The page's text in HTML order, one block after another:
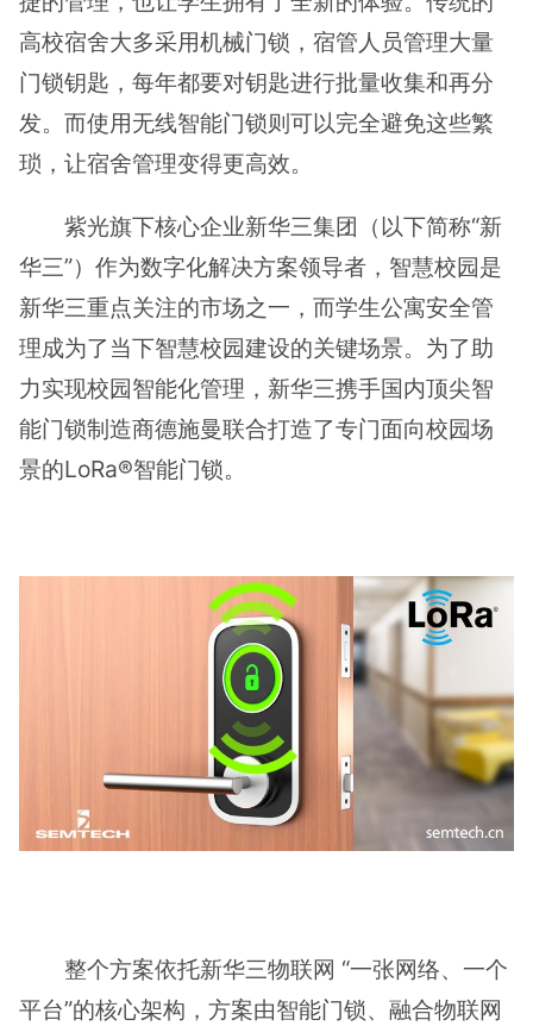
高校宿舍大多采用机械门锁，宿管人员管理大量
门锁钥匙，每年都要对钥匙进行批量收集和再分
发。而使用无线智能门锁则可以完全避免这些繁
琐，让宿舍管理变得更高效。
紫光旗下核心企业新华三集团（以下简称“新
华三”）作为数字化解决方案领导者，智慧校园是
新华三重点关注的市场之一，而学生公寓安全管
理成为了当下智慧校园建设的关键场景。为了助
力实现校园智能化管理，新华三携手国内顶尖智
能门锁制造商德施曼联合打造了专门面向校园场
景的LoRa®智能门锁。
整个方案依托新华三物联网 “一张网络、一个
平台”的核心架构，方案由智能门锁、融合物联网